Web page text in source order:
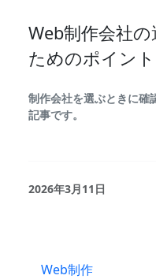
Web制作会社
ためのポイント
制作会社を選ぶときに確
記事です。
2026年3月11日
Web制作